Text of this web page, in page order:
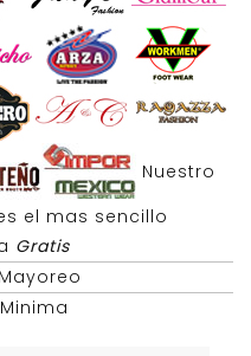
Nuestro
el mas sencillo
Gratis